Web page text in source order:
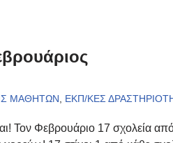
ΜΑΘΗΤΩΝ, ΕΚΠ/ΚΕΣ
Τον Φεβρουάριο 17 σχολεία